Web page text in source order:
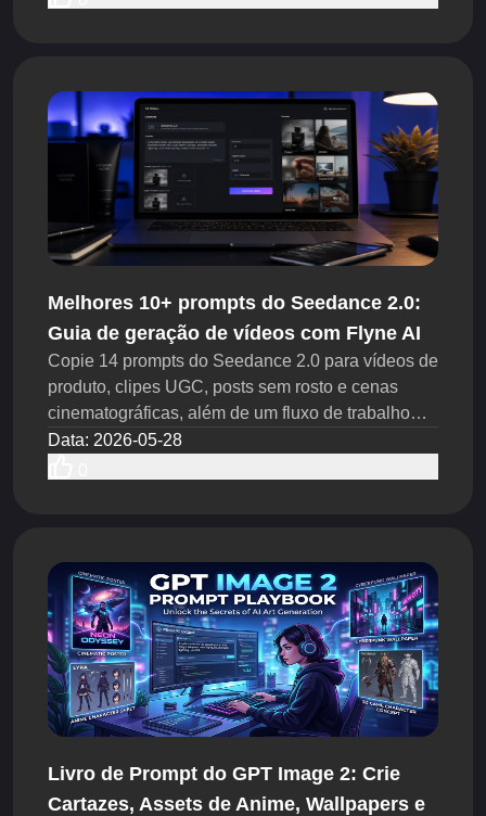
Melhores 10+ prompts do Seedance 2.0:
Guia de geração de vídeos com Flyne AI
Copie 14 prompts do Seedance 2.0 para vídeos de
produto, clipes UGC, posts sem rosto e cenas
cinematográficas, além de um fluxo de trabalho
prático no Flyne AI para testar ideias mais
Data: 2026-05-28
Livro de Prompt do GPT Image 2: Crie
Cartazes, Assets de Anime, Wallpapers e